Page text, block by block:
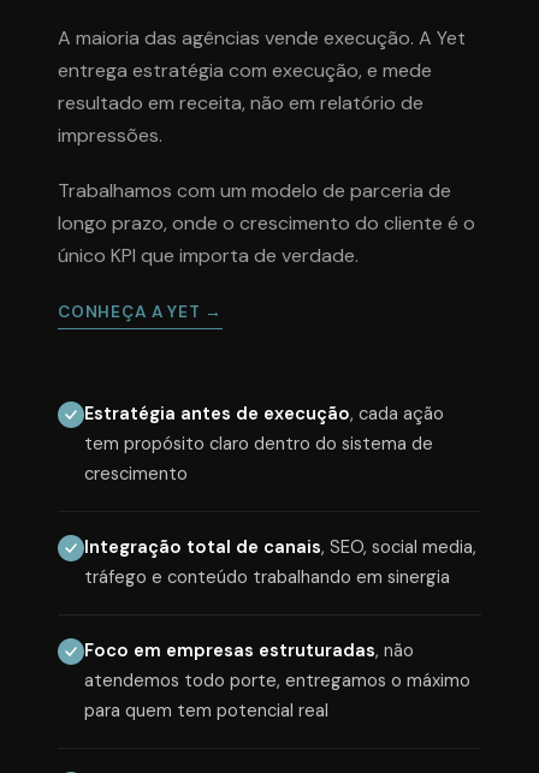
A maioria das agências vende execução. A Yet
entrega estratégia com execução, e mede
resultado em receita, não em relatório de
impressões.
Trabalhamos com um modelo de parceria de
longo prazo, onde o crescimento do cliente é o
único KPI que importa de verdade.
CONHEÇA A YET →
Estratégia antes de execução, cada ação
tem propósito claro dentro do sistema de
crescimento
Integração total de canais, SEO, social media,
tráfego e conteúdo trabalhando em sinergia
Foco em empresas estruturadas, não
atendemos todo porte, entregamos o máximo
para quem tem potencial real